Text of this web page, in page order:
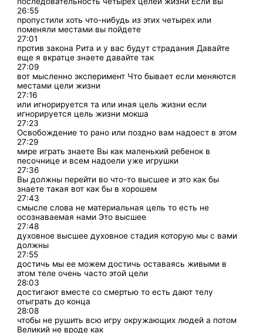
26:55
пропустили хоть что-нибудь из этих четырех или
поменяли местами вы пойдете
27:01
против закона Рита и у вас будут страдания Давайте
еще я вкратце знаете давайте так
27:09
вот мысленно эксперимент Что бывает если меняются
местами цели жизни
27:16
или игнорируется та или иная цель жизни если
игнорируется цель жизни мокша
27:23
Освобождение то рано или поздно вам надоест в этом
27:29
мире играть знаете Вы как маленький ребенок в
песочнице и всем надоели уже игрушки
27:36
Вы должны перейти во что-то высшее и это как бы
знаете такая вот как бы в хорошем
27:43
смысле слова не материальная цель то есть не
осознаваемая нами Это высшее
27:48
духовное высшее духовное стадия которую мы с вами
должны
27:55
достичь мы ее можем достичь оставаясь живыми в
этом теле очень часто этой цели
28:03
достигают вместе со смертью то есть дают телу
отыграть до конца
28:08
чтобы не рушить всю игру окружающих людей а потом
Великий не вроде как